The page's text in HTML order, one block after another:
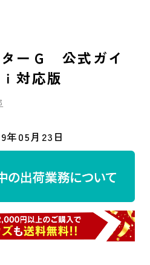
ーＧ 公式ガイ
対応版
年05月23日